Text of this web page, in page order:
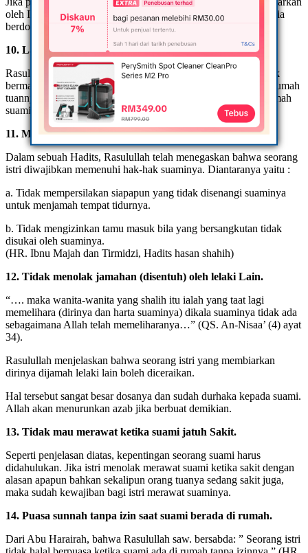
oleh Islam. Dengan demikian dia durhaka kepada Suami. Dan ia
berdosa.
10. Lari dari rumah suami tanpa suami tahu kemana
Rasulullah saw bersabda : “Dua golongan yang sholatnya tidak
bermanfaat bagi dirinya yaitu hamba yang melarikan diri dari rumah
tuannya sampai ia pulang; dan istri yang melarikan diri dari rumah
suaminya sampai ia kembali.” (HR. Hakim, dari Ibnu ‘Umar)
11. Menerima tamu laki-laki yang dibenci oleh suami.
Dalam sebuah Hadits, Rasulullah telah menegaskan bahwa seorang
istri diwajibkan memenuhi hak-hak suaminya. Diantaranya yaitu :
a. Tidak mempersilakan siapapun yang tidak disenangi suaminya
untuk menjamah tempat tidurnya.
b. Tidak mengizinkan tamu masuk bila yang bersangkutan tidak
disukai oleh suaminya.
(HR. Ibnu Majah dan Tirmidzi, Hadits hasan shahih)
12. Tidak menolak jamahan (disentuh) oleh lelaki Lain.
“…. maka wanita-wanita yang shalih itu ialah yang taat lagi
memelihara (dirinya dan harta suaminya) dikala suaminya tidak ada
sebagaimana Allah telah memeliharanya…” (QS. An-Nisaa’ (4) ayat
34).
Rasulullah menjelaskan bahwa seorang istri yang membiarkan
dirinya dijamah lelaki lain boleh diceraikan.
Hal tersebut sangat besar dosanya dan sudah durhaka kepada suami.
Allah akan menurunkan azab jika berbuat demikian.
13. Tidak mau merawat ketika suami jatuh Sakit.
Seperti penjelasan diatas, kepentingan seorang suami harus
didahulukan. Jika istri menolak merawat suami ketika sakit dengan
alasan apapun bahkan sekalipun orang tuanya sedang sakit juga,
maka sudah kewajiban bagi istri merawat suaminya.
14. Puasa sunnah tanpa izin saat suami berada di rumah.
Dari Abu Harairah, bahwa Rasulullah saw. bersabda: ” Seorang istri